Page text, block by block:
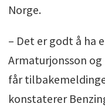
Norge.
– Det er godt å ha
Armaturjonsson
får
konstaterer